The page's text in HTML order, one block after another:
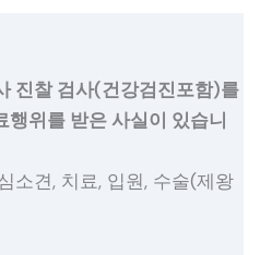
진찰 검사(건강검진포함)를
행위를 받은 사실이 있습니
소견, 치료, 입원, 수술(제왕